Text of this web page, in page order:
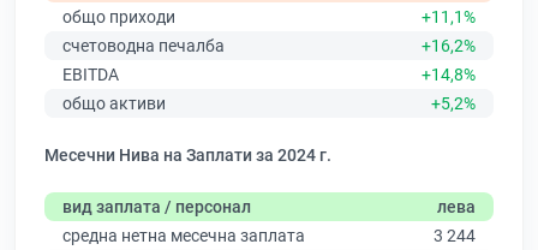
общо приходи
+11,1%
счетоводна печалба
+16,2%
EBITDA
+14,8%
общо активи
+5,2%
Месечни Нива на Заплати за 2024 г.
вид заплата / персонал
лева
средна нетна месечна заплата
3 244